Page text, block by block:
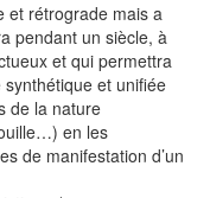
et rétrograde mais a
pendant un siècle, à
et qui permettra
synthétique et unifiée
de la nature
en les
de manifestation d’un